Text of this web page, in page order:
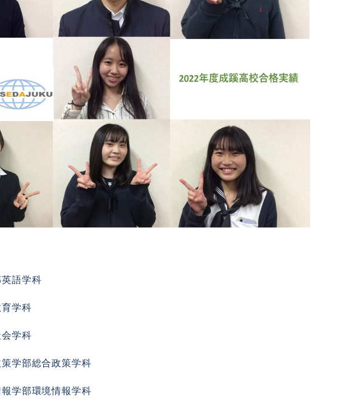
英語学科
学科
学科
学部総合政策学科
学部環境情報学科